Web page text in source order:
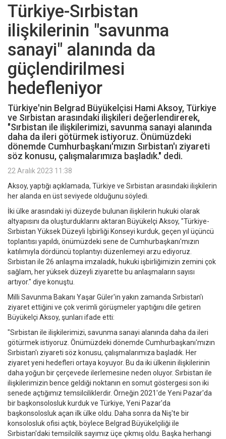
Türkiye-Sırbistan
ilişkilerinin "savunma
sanayi" alanında da
güçlendirilmesi
hedefleniyor
Türkiye'nin Belgrad Büyükelçisi Hami Aksoy, Türkiye
ve Sırbistan arasındaki ilişkileri değerlendirerek,
"Sırbistan ile ilişkilerimizi, savunma sanayi alanında
daha da ileri götürmek istiyoruz. Önümüzdeki
dönemde Cumhurbaşkanı'mızın Sırbistan'ı ziyareti
söz konusu, çalışmalarımıza başladık." dedi.
22 Aralık 2023 11:38
Aksoy, yaptığı açıklamada, Türkiye ve Sırbistan arasındaki ilişkilerin
her alanda en üst seviyede olduğunu söyledi.
İki ülke arasındaki iyi düzeyde bulunan ilişkilerin hukuki olarak
altyapısını da oluşturduklarını aktaran Büyükelçi Aksoy, "Türkiye-
Sırbistan Yüksek Düzeyli İşbirliği Konseyi kurduk, geçen yıl üçüncü
toplantısı yapıldı, önümüzdeki sene de Cumhurbaşkanı'mızın
katılımıyla dördüncü toplantıyı düzenlemeyi arzu ediyoruz.
Sırbistan ile 26 anlaşma imzaladık, hukuki işbirliğimizin zemini çok
sağlam, her yüksek düzeyli ziyarette bu anlaşmaların sayısı
artıyor." diye konuştu.
Milli Savunma Bakanı Yaşar Güler'in yakın zamanda Sırbistan'ı
ziyaret ettiğini ve çok verimli görüşmeler yaptığını dile getiren
Büyükelçi Aksoy, şunları ifade etti:
"Sırbistan ile ilişkilerimizi, savunma sanayi alanında daha da ileri
götürmek istiyoruz. Önümüzdeki dönemde Cumhurbaşkanı'mızın
Sırbistan'ı ziyareti söz konusu, çalışmalarımıza başladık. Her
ziyaret yeni hedefleri ortaya koyuyor. Bu da iki ülkenin ilişkilerinin
daha yoğun bir çerçevede ilerlemesine neden oluyor. Sırbistan ile
ilişkilerimizin bence geldiği noktanın en somut göstergesi son iki
senede açtığımız temsilciliklerdir. Örneğin 2021'de Yeni Pazar'da
bir başkonsolosluk kurduk ve Türkiye, Yeni Pazar'da
başkonsolosluk açan ilk ülke oldu. Daha sonra da Niş'te bir
konsolosluk ofisi açtık, böylece Belgrad Büyükelçiliği ile
Sırbistan'daki temsilcilik sayımız üçe çıkmış oldu. Başka herhangi